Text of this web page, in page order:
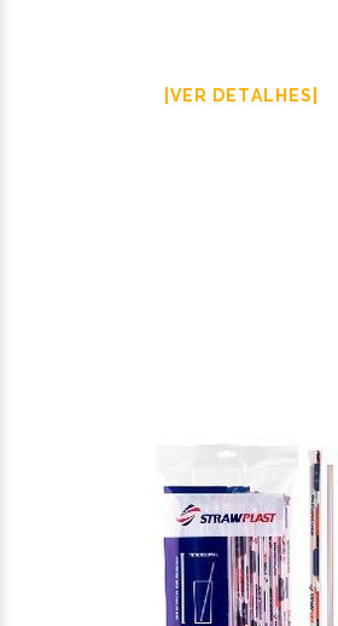
|VER DETALHES|